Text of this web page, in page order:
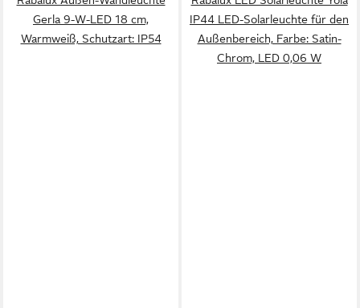
Gerla 9-W-LED 18 cm,
Warmweiß, Schutzart: IP54
IP44 LED-Solarleuchte für den
Außenbereich, Farbe: Satin-
Chrom, LED 0,06 W